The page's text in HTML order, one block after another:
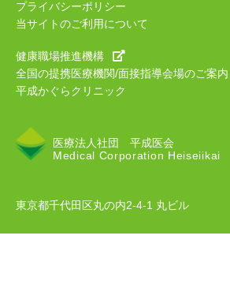
プライバシーポリシー
当サイトのご利用について
健康職場推進機構
全国の提携医療機関/面接指導会場のご案内
平成かぐらクリニック
医療法人社団 平成医会
Medical Corporation Heiseiikai
東京都千代田区丸の内2-4-1 丸ビル